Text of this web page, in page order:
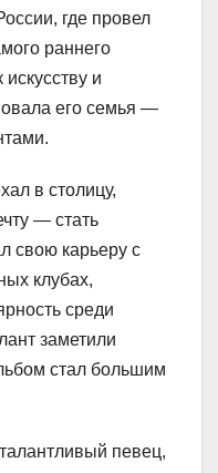
где провел
раннего
и
его семья —
в столицу,
— стать
свою карьеру с
клубах,
среди
заметили
стал большим
певец,